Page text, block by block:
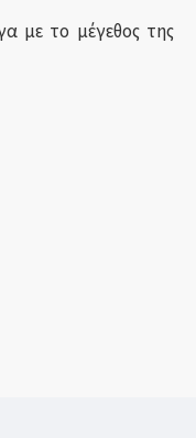
με το μέγεθoς της